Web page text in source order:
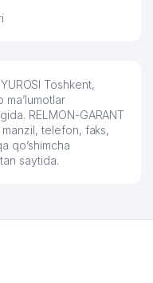
Toshkent,
RELMON-GARANT
manzil, telefon, faks,
qo’shimcha
saytida.